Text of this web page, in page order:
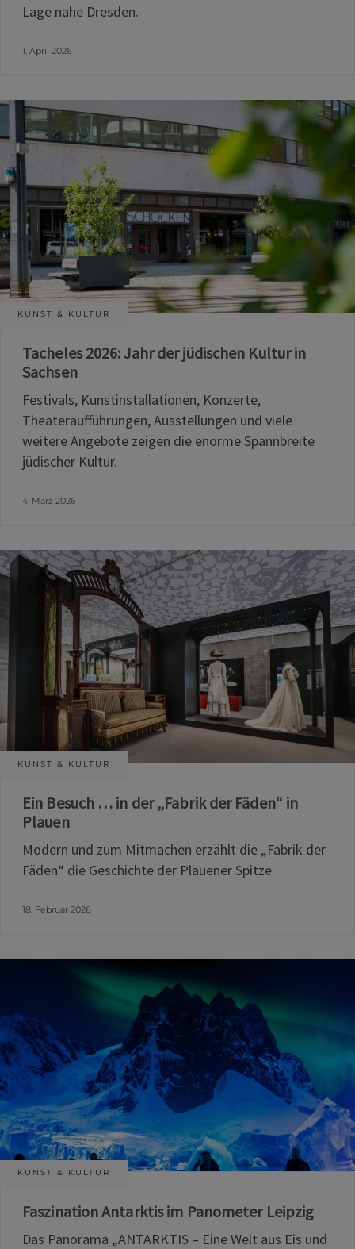
Lage nahe Dresden.
1. April 2026
KUNST & KULTUR
Tacheles 2026: Jahr der jüdischen Kultur in
Sachsen
Festivals, Kunstinstallationen, Konzerte,
Theateraufführungen, Ausstellungen und viele
weitere Angebote zeigen die enorme Spannbreite
jüdischer Kultur.
4. März 2026
KUNST & KULTUR
Ein Besuch … in der „Fabrik der Fäden“ in
Plauen
Modern und zum Mitmachen erzählt die „Fabrik der
Fäden“ die Geschichte der Plauener Spitze.
18. Februar 2026
KUNST & KULTUR
Faszination Antarktis im Panometer Leipzig
Das Panorama „ANTARKTIS – Eine Welt aus Eis und